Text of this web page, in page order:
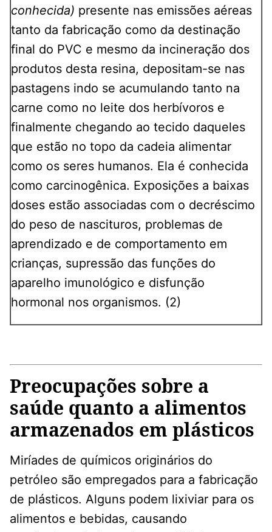
conhecida) presente nas emissões aéreas
tanto da fabricação como da destinação
final do PVC e mesmo da incineração dos
produtos desta resina, depositam-se nas
pastagens indo se acumulando tanto na
carne como no leite dos herbívoros e
finalmente chegando ao tecido daqueles
que estão no topo da cadeia alimentar
como os seres humanos. Ela é conhecida
como carcinogênica. Exposições a baixas
doses estão associadas com o decréscimo
do peso de nascituros, problemas de
aprendizado e de comportamento em
crianças, supressão das funções do
aparelho imunológico e disfunção
hormonal nos organismos. (2)
Preocupações sobre a
saúde quanto a alimentos
armazenados em plásticos
Miríades de químicos originários do
petróleo são empregados para a fabricação
de plásticos. Alguns podem lixiviar para os
alimentos e bebidas, causando